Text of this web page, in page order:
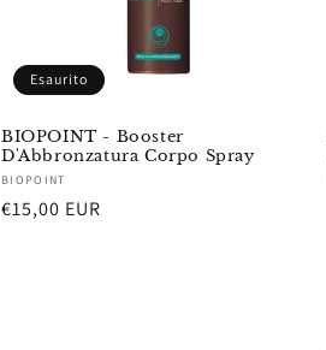
Esaurito
BIOPOINT - Booster
D'Abbronzatura Corpo Spray
Fornitore:
BIOPOINT
Prezzo
€15,00 EUR